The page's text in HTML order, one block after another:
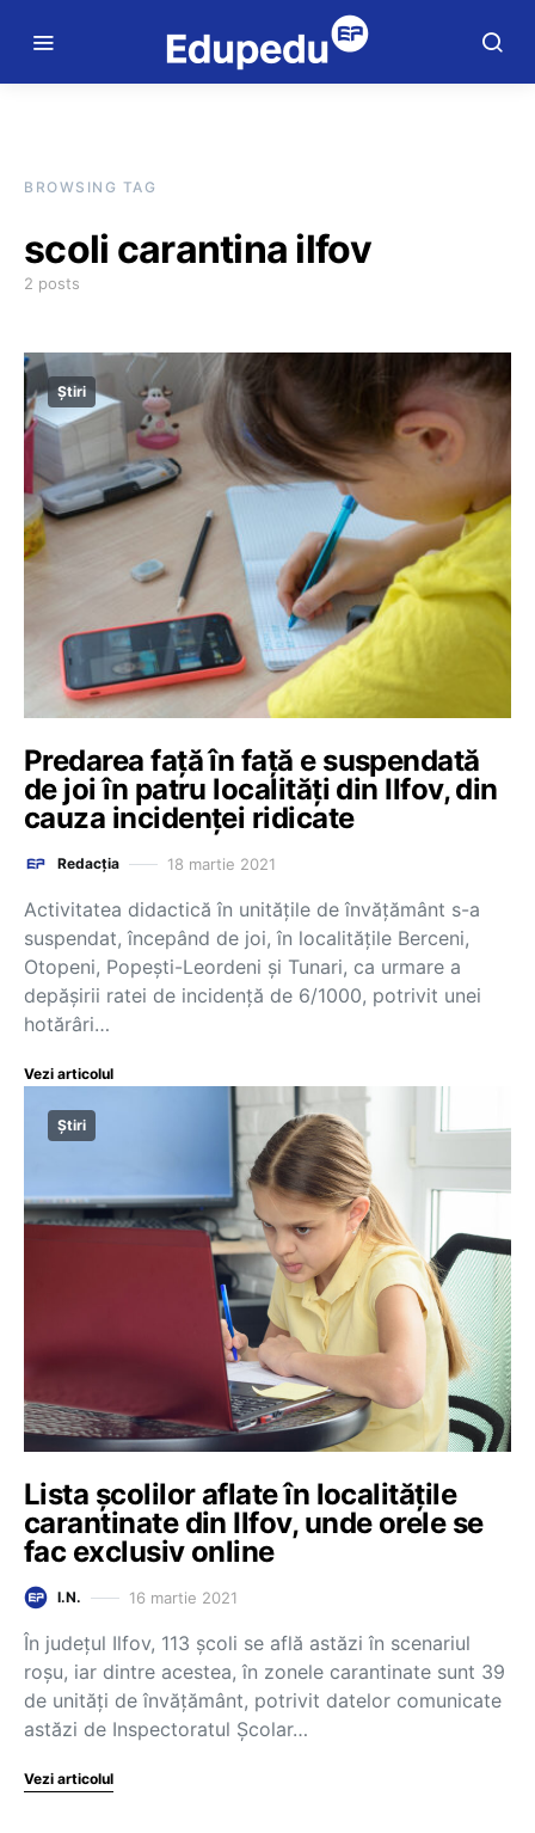
BROWSING TAG
scoli carantina ilfov
2 posts
Știri
Predarea față în față e suspendată
de joi în patru localități din Ilfov, din
cauza incidenței ridicate
Redacția 18 martie 2021
Activitatea didactică în unitățile de învățământ s-a
suspendat, începând de joi, în localitățile Berceni,
Otopeni, Popești-Leordeni și Tunari, ca urmare a
depășirii ratei de incidență de 6/1000, potrivit unei
hotărâri…
Vezi articolul
Știri
Lista școlilor aflate în localitățile
carantinate din Ilfov, unde orele se
fac exclusiv online
I.N. 16 martie 2021
În județul Ilfov, 113 școli se află astăzi în scenariul
roșu, iar dintre acestea, în zonele carantinate sunt 39
de unități de învățământ, potrivit datelor comunicate
astăzi de Inspectoratul Școlar…
Vezi articolul